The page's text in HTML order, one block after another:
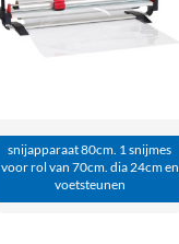
snijapparaat 80cm. 1 snijmes
voor rol van 70cm. dia 24cm en
voetsteunen